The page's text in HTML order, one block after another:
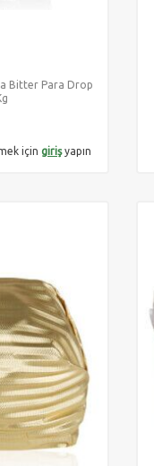
Bitter Para Drop
için girişyapın